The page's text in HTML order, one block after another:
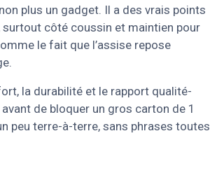
plus un gadget. Il a des vrais points
côté coussin et maintien pour
le fait que l’assise repose
la durabilité et le rapport qualité-
de bloquer un gros carton de 1
peu terre-à-terre, sans phrases toutes